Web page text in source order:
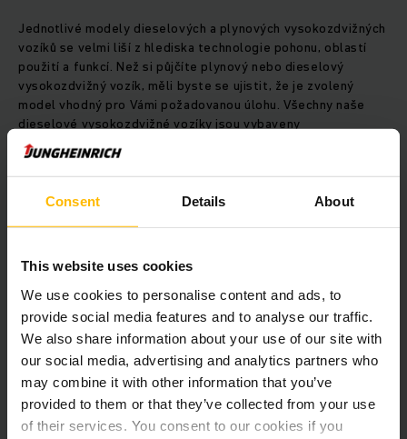
Consent Details About
This website uses cookies
We use cookies to personalise content and ads, to
provide social media features and to analyse our traffic.
We also share information about your use of our site with
our social media, advertising and analytics partners who
may combine it with other information that you’ve
provided to them or that they’ve collected from your use
of their services. You consent to our cookies if you
Jednotlivé modely dieselových a plynových vysokozdvižných
vozíků se velmi liší z hlediska technologie pohonu, oblastí
použití a funkcí. Než si půjčíte plynový nebo dieselový
vysokozdvižný vozík, měli byste se ujistit, že je zvolený
model vhodný pro Vámi požadovanou úlohu. Všechny naše
dieselové vysokozdvižné vozíky jsou vybaveny
nízkoemisními motory
a speciálních filtrů pevných částic používat i v halách.
Výkonné dieselové vozíky pro provoz
vyžadující couvání.
Pokud jsou vyžadovány spolehlivé vozíky pro přepravu zboží
a produktů v logistických provozech nebo těžkém průmyslu,
jste na správném místě. Naše dieselové vysokozdvižné
vozíky s hydrostatickým pohonem zajišťují díky variabilnímu
dynamiku
akceleraci a kontrolované brzdění. Výkonné vysokozdvižné
vozíky se spalovacím motorem s pěti volitelnými programy
pohonu rozvíjejí svůj skutečný potenciál zejména při couvání
a přepravě nákladů na střední a dlouhé vzdálenosti. Díky